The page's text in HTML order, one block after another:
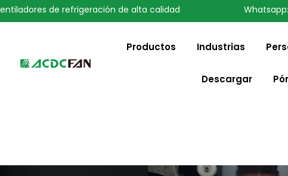
We've detected you might be speaking a different
de refrigeración de alta calidad
Productos Industrias
Descargar